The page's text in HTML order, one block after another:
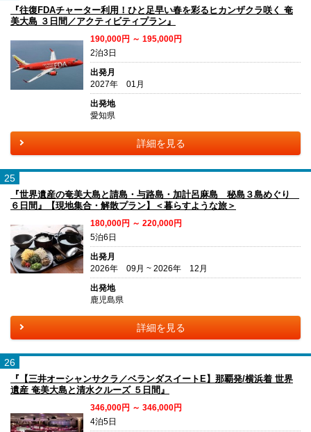
『往復FDAチャーター利用！ひと足早い春を彩るヒカンザクラ咲く 奄
美大島 ３日間／アクティビティプラン』
190,000円 ～ 195,000円
2泊3日
出発月
2027年 01月
出発地
愛知県
詳細を見る
25
『世界遺産の奄美大島と請島・与路島・加計呂麻島 秘島３島めぐり
６日間』【現地集合・解散プラン】＜暮らすような旅＞
180,000円 ～ 220,000円
5泊6日
出発月
2026年 09月 ~ 2026年 12月
出発地
鹿児島県
詳細を見る
26
『【三井オーシャンサクラ／ベランダスイートE】那覇発/横浜着 世界
遺産 奄美大島と清水クルーズ ５日間』
346,000円 ～ 346,000円
4泊5日